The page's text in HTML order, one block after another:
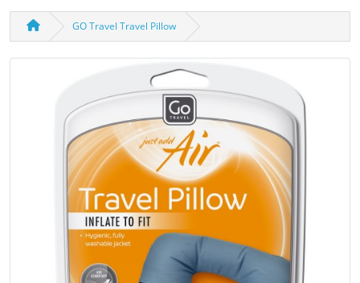
GO Travel Travel Pillow